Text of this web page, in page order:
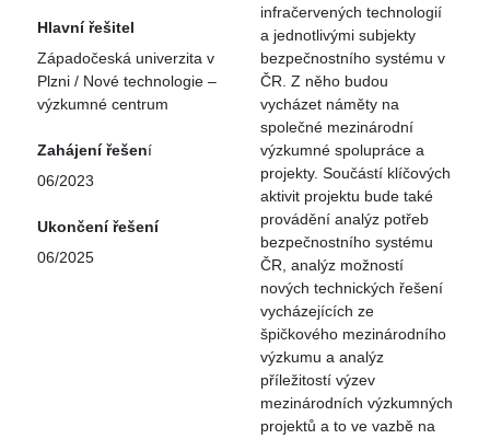
Hlavní řešitel
Západočeská univerzita v
Plzni / Nové technologie –
výzkumné centrum
Zahájení řešení
06/2023
Ukončení řešení
06/2025
infračervených technologií
a jednotlivými subjekty
bezpečnostního systému v
ČR. Z něho budou
vycházet náměty na
společné mezinárodní
výzkumné spolupráce a
projekty. Součástí klíčových
aktivit projektu bude také
provádění analýz potřeb
bezpečnostního systému
ČR, analýz možností
nových technických řešení
vycházejících ze
špičkového mezinárodního
výzkumu a analýz
příležitostí výzev
mezinárodních výzkumných
projektů a to ve vazbě na